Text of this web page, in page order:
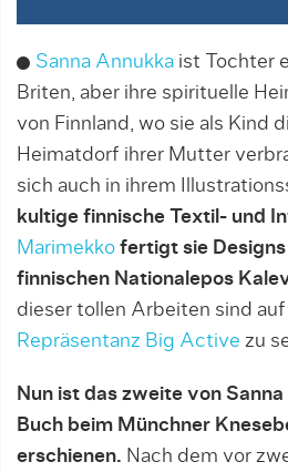
Sanna Annukka ist Tochter
Briten, aber ihre spirituelle
von Finnland, wo sie als Kind
Heimatdorf ihrer Mutter
sich auch in ihrem
kultige finnische Textil- und
Marimekko fertigt sie
finnischen Nationalepos
dieser tollen Arbeiten sind
Repräsentanz Big Active zu
Nun ist das zweite von
Buch beim Münchner
erschienen. Nach dem vor